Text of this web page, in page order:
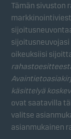
Tämän sivuston
oikeuksiisi
käsittelyä
ovat saatavilla
valitse
asianmukainen
Tilastollisten
sivustolla
ansiosta
optimoida sitä.
tunnistamaan
toimintasi